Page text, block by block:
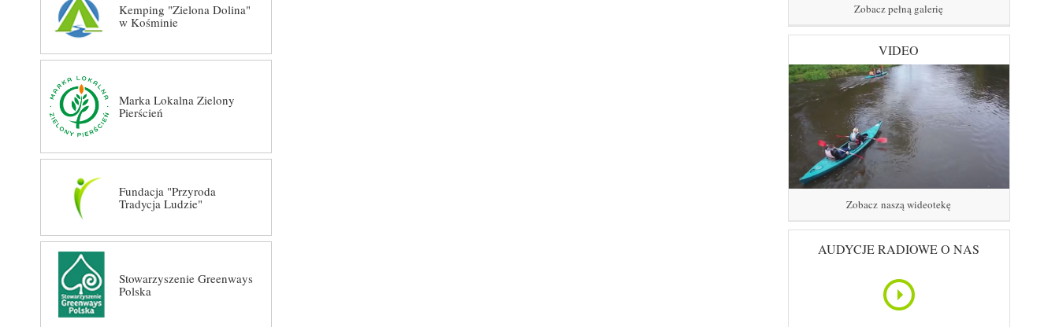
Kemping "Zielona Dolina"
w Kośminie
Marka Lokalna Zielony
Pierścień
Fundacja "Przyroda
Tradycja Ludzie"
Stowarzyszenie Greenways
Polska
Zobacz pełną galerię
VIDEO
Zobacz naszą wideotekę
AUDYCJE RADIOWE O NAS